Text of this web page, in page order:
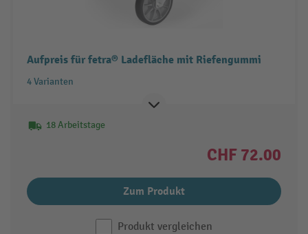
Aufpreis für fetra® Ladefläche mit Riefengummi
4 Varianten
18 Arbeitstage
CHF 72.00
Zum Produkt
Produkt vergleichen